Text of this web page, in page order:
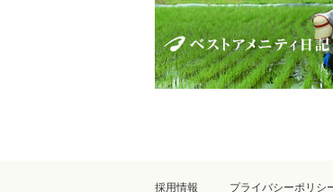
採用情報 プライバシーポリシ